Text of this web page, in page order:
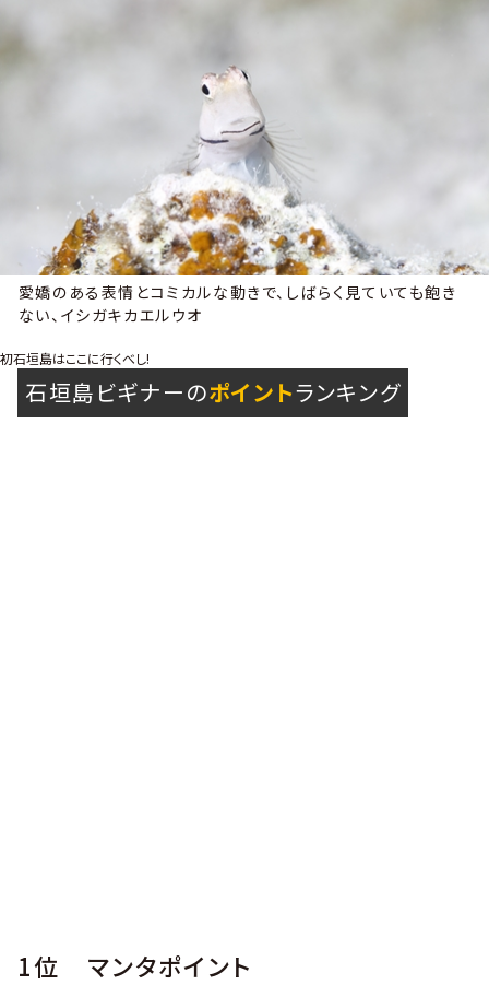
愛嬌のある表情とコミカルな動きで、しばらく見ていても飽き
ない、イシガキカエルウオ
初石垣島はここに行くべし!
石垣島ビギナーのポイントランキング
1位 マンタポイント